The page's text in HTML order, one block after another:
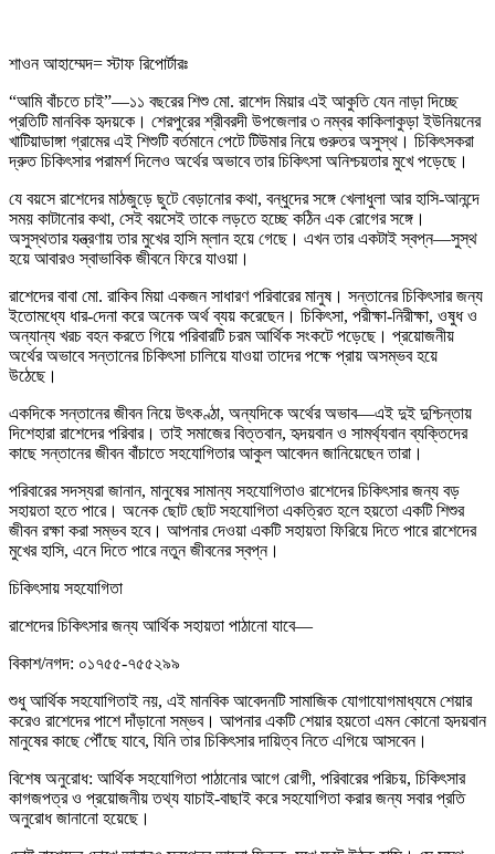
শাওন আহাম্মেদ= স্টাফ রিপোর্টারঃ
“আমি বাঁচতে চাই”—১১ বছরের শিশু মো. রাশেদ মিয়ার এই আকুতি যেন নাড়া দিচ্ছে
প্রতিটি মানবিক হৃদয়কে। শেরপুরের শ্রীবরদী উপজেলার ৩ নম্বর কাকিলাকুড়া ইউনিয়নের
খাটিয়াডাঙ্গা গ্রামের এই শিশুটি বর্তমানে পেটে টিউমার নিয়ে গুরুতর অসুস্থ। চিকিৎসকরা
দ্রুত চিকিৎসার পরামর্শ দিলেও অর্থের অভাবে তার চিকিৎসা অনিশ্চয়তার মুখে পড়েছে।
যে বয়সে রাশেদের মাঠজুড়ে ছুটে বেড়ানোর কথা, বন্ধুদের সঙ্গে খেলাধুলা আর হাসি-আনন্দে
সময় কাটানোর কথা, সেই বয়সেই তাকে লড়তে হচ্ছে কঠিন এক রোগের সঙ্গে।
অসুস্থতার যন্ত্রণায় তার মুখের হাসি ম্লান হয়ে গেছে। এখন তার একটাই স্বপ্ন—সুস্থ
হয়ে আবারও স্বাভাবিক জীবনে ফিরে যাওয়া।
রাশেদের বাবা মো. রাকিব মিয়া একজন সাধারণ পরিবারের মানুষ। সন্তানের চিকিৎসার জন্য
ইতোমধ্যে ধার-দেনা করে অনেক অর্থ ব্যয় করেছেন। চিকিৎসা, পরীক্ষা-নিরীক্ষা, ওষুধ ও
অন্যান্য খরচ বহন করতে গিয়ে পরিবারটি চরম আর্থিক সংকটে পড়েছে। প্রয়োজনীয়
অর্থের অভাবে সন্তানের চিকিৎসা চালিয়ে যাওয়া তাদের পক্ষে প্রায় অসম্ভব হয়ে
উঠেছে।
একদিকে সন্তানের জীবন নিয়ে উৎকণ্ঠা, অন্যদিকে অর্থের অভাব—এই দুই দুশ্চিন্তায়
দিশেহারা রাশেদের পরিবার। তাই সমাজের বিত্তবান, হৃদয়বান ও সামর্থ্যবান ব্যক্তিদের
কাছে সন্তানের জীবন বাঁচাতে সহযোগিতার আকুল আবেদন জানিয়েছেন তারা।
পরিবারের সদস্যরা জানান, মানুষের সামান্য সহযোগিতাও রাশেদের চিকিৎসার জন্য বড়
সহায়তা হতে পারে। অনেক ছোট ছোট সহযোগিতা একত্রিত হলে হয়তো একটি শিশুর
জীবন রক্ষা করা সম্ভব হবে। আপনার দেওয়া একটি সহায়তা ফিরিয়ে দিতে পারে রাশেদের
মুখের হাসি, এনে দিতে পারে নতুন জীবনের স্বপ্ন।
চিকিৎসায় সহযোগিতা
রাশেদের চিকিৎসার জন্য আর্থিক সহায়তা পাঠানো যাবে—
বিকাশ/নগদ: ০১৭৫৫-৭৫৫২৯৯
শুধু আর্থিক সহযোগিতাই নয়, এই মানবিক আবেদনটি সামাজিক যোগাযোগমাধ্যমে শেয়ার
করেও রাশেদের পাশে দাঁড়ানো সম্ভব। আপনার একটি শেয়ার হয়তো এমন কোনো হৃদয়বান
মানুষের কাছে পৌঁছে যাবে, যিনি তার চিকিৎসার দায়িত্ব নিতে এগিয়ে আসবেন।
বিশেষ অনুরোধ: আর্থিক সহযোগিতা পাঠানোর আগে রোগী, পরিবারের পরিচয়, চিকিৎসার
কাগজপত্র ও প্রয়োজনীয় তথ্য যাচাই-বাছাই করে সহযোগিতা করার জন্য সবার প্রতি
অনুরোধ জানানো হয়েছে।